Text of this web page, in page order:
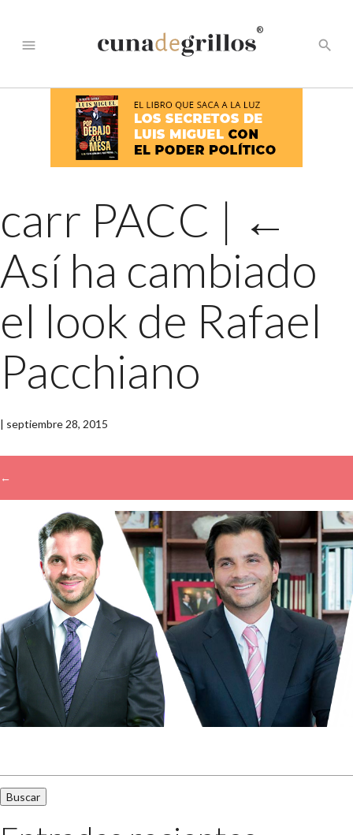
menu
®
search
carr PACC | ←
Así ha cambiado
el look de Rafael
Pacchiano
| septiembre 28, 2015
←